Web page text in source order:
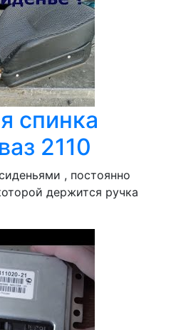
спинка
2110
, постоянно
держится ручка